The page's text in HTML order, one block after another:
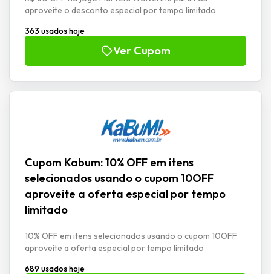
aproveite o desconto especial por tempo limitado
363 usados hoje
Ver Cupom
Cupom Kabum: 10% OFF em itens
selecionados usando o cupom 10OFF
aproveite a oferta especial por tempo
limitado
10% OFF em itens selecionados usando o cupom 10OFF
aproveite a oferta especial por tempo limitado
689 usados hoje